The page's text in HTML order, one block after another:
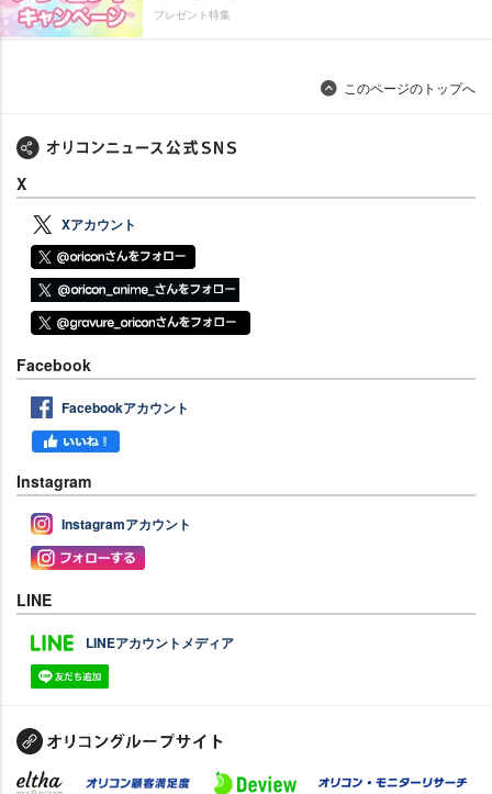
プレゼント特集
このページのトップへ
X
Xアカウント
Facebook
Facebookアカウント
Instagram
Instagramアカウント
LINE
LINEアカウントメディア